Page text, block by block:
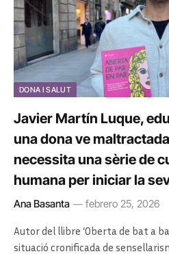
DONA I SALUT
Javier Martín Luque,
una dona ve
necessita una sèrie de
humana per iniciar la
Ana Basanta febrero 25, 2026
Autor del llibre ‘Oberta de bat a
situació cronificada de